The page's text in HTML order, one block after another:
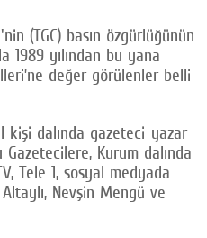
(TGC) basın özgürlüğünün
1989 yılından bu yana
değer görülenler belli
kişi dalında gazeteci-yazar
Kurum dalında
Tele 1, sosyal medyada
Nevşin Mengü ve